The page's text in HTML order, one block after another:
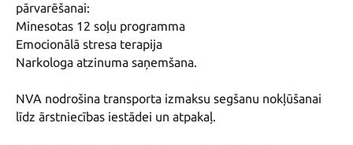
pārvarēšanai:
Minesotas 12 soļu programma
Emocionālā stresa terapija
Narkologa atzinuma saņemšana.
NVA nodrošina transporta izmaksu segšanu nokļūšanai
līdz ārstniecības iestādei un atpakaļ.